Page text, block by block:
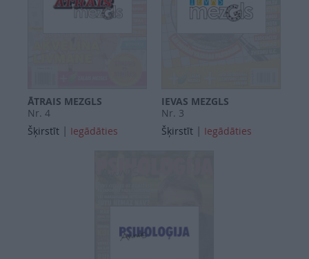
ĀTRAIS MEZGLS
Nr. 4
Šķirstīt | Iegādāties
IEVAS MEZGLS
Nr. 3
Šķirstīt | Iegādāties